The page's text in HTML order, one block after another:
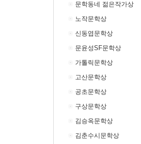
문학동네 젊은작가상
노작문학상
신동엽문학상
문윤성SF문학상
가톨릭문학상
고산문학상
공초문학상
구상문학상
김승옥문학상
김춘수시문학상